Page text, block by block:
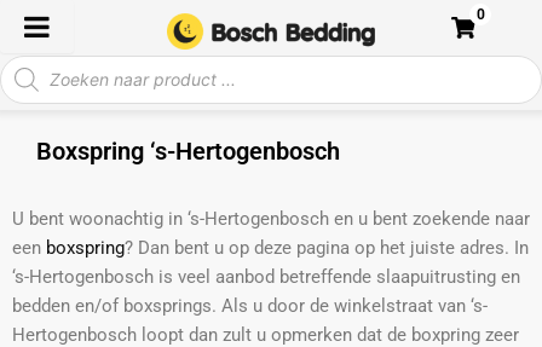
naar
de
inhoud
Producten
zoeken
0
Boxspring ‘s-Hertogenbosch
U bent woonachtig in ‘s-Hertogenbosch en u bent zoekende naar
een boxspring? Dan bent u op deze pagina op het juiste adres. In
‘s-Hertogenbosch is veel aanbod betreffende slaapuitrusting en
bedden en/of boxsprings. Als u door de winkelstraat van ‘s-
Hertogenbosch loopt dan zult u opmerken dat de boxpring zeer